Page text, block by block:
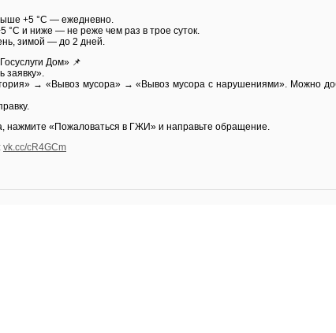
+5 °C — ежедневно.
°C и ниже — не реже чем раз в трое суток.
зимой — до 2 дней.
Дом» 📌
заявку».
→ «Вывоз мусора» → «Вывоз мусора с нарушениями». Можно
нажмите «Пожаловаться в ГЖИ» и направьте обращение.
vk.cc/cR4GCm